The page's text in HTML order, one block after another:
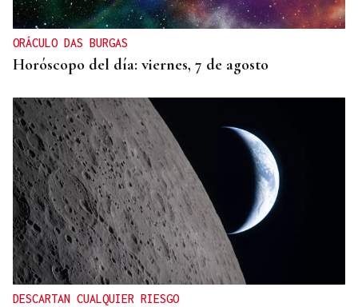
ORÁCULO DAS BURGAS
Horóscopo del día: viernes, 7 de agosto
DESCARTAN CUALQUIER RIESGO